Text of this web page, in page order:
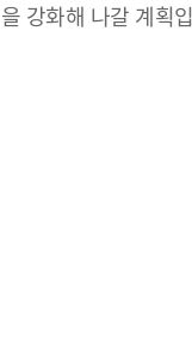
강화해 나갈 계획